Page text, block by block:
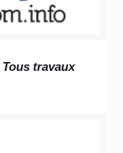
Tous travaux